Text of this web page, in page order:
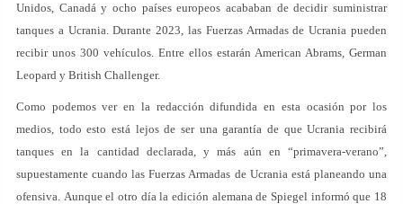
Unidos, Canadá y ocho países europeos acababan de decidir suministrar
tanques a Ucrania. Durante 2023, las Fuerzas Armadas de Ucrania pueden
recibir unos 300 vehículos. Entre ellos estarán American Abrams, German
Leopard y British Challenger.
Como podemos ver en la redacción difundida en esta ocasión por los
medios, todo esto está lejos de ser una garantía de que Ucrania recibirá
tanques en la cantidad declarada, y más aún en “primavera-verano”,
supuestamente cuando las Fuerzas Armadas de Ucrania está planeando una
ofensiva. Aunque el otro día la edición alemana de Spiegel informó que 18